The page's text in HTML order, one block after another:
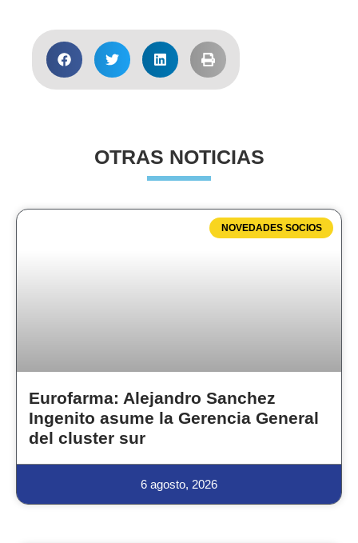
OTRAS NOTICIAS
NOVEDADES SOCIOS
Eurofarma: Alejandro Sanchez
Ingenito asume la Gerencia General
del cluster sur
6 agosto, 2026